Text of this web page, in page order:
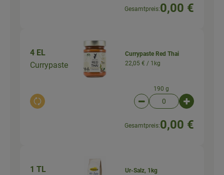
Gesamtpreis:0,00 €
4 EL
Currypaste
Auswahl ändern
Currypaste Red Thai
22,05 € / 1kg
190 g
Artikelanzahl
Gesamtpreis:0,00 €
1 TL
Ur-Salz, 1kg